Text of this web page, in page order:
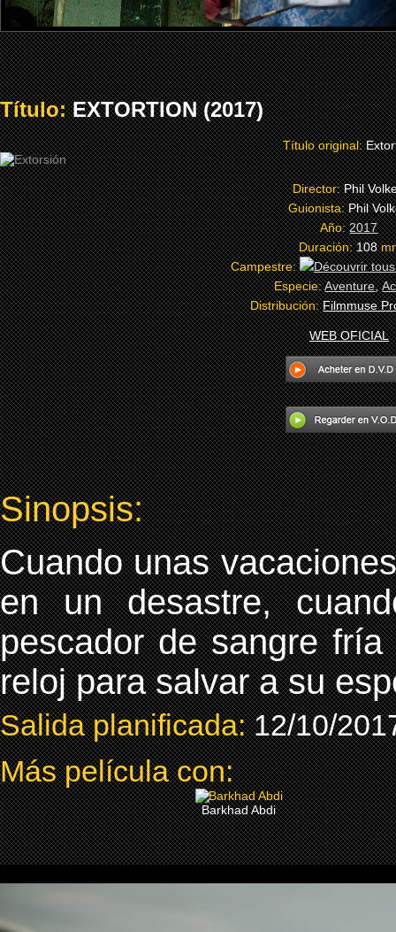
Título:EXTORTION (2017)
Título original:
Director:Phil
Guionista:Phil
Año:2017
Duración:108
Campestre:
Especie:Aventure,
Distribución:Filmmuse
WEB OFICIAL
Sinopsis:
Cuando unas
en un desastre,
pescador de sangre
reloj para salvar a su
Salida planificada:12/10/
Más película con:
Barkhad Abdi